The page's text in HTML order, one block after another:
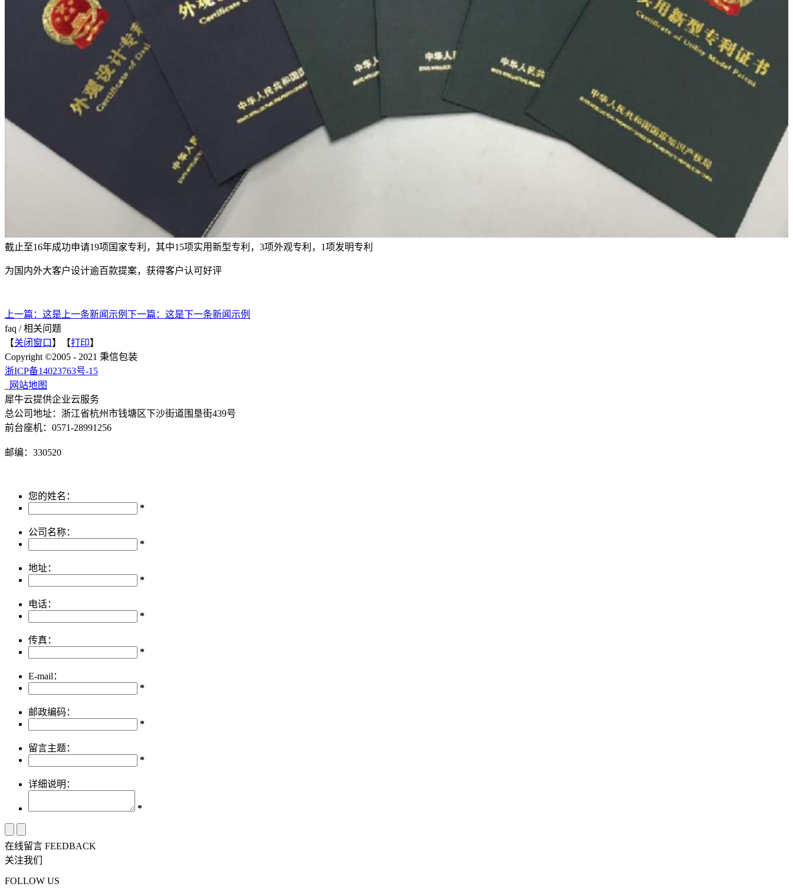
截止至16年成功申请19项国家专利，其中15项实用新型专利，3项外观专利，1项发明专利
为国内外大客户设计逾百款提案，获得客户认可好评
上一篇： 这是上一条新闻示例 下一篇： 这是下一条新闻示例
faq / 相关问题
【关闭窗口 】【打印】
Copyright ©2005 - 2021 秉信包装
浙ICP备14023763号-15
网站地图
犀牛云提供企业云服务
总公司地址：浙江省杭州市钱塘区下沙街道围垦街439号
前台座机：0571-28991256
邮编：330520
您的姓名：
*
公司名称：
*
地址：
*
电话：
*
传真：
*
E-mail：
*
邮政编码：
*
留言主题：
*
详细说明：
*
在线留言 FEEDBACK
关注我们
FOLLOW US